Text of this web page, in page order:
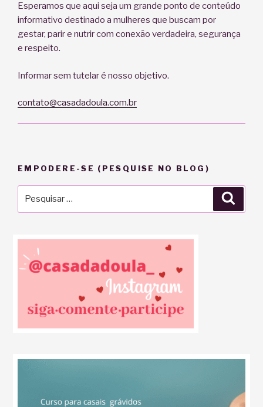
Esperamos que aqui seja um grande ponto de conteúdo
informativo destinado a mulheres que buscam por
gestar, parir e nutrir com conexão verdadeira, segurança
e respeito.
Informar sem tutelar é nosso objetivo.
contato@casadadoula.com.br
EMPODERE-SE (PESQUISE NO BLOG)